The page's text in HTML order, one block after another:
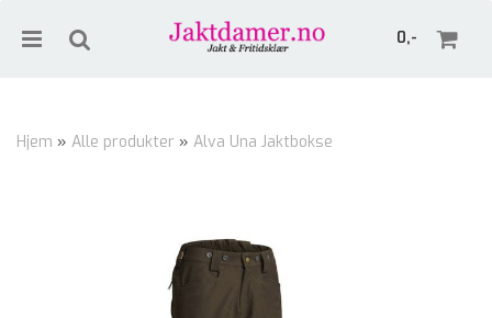
0,-
Hjem » Alle produkter » Alva Una Jaktbokse